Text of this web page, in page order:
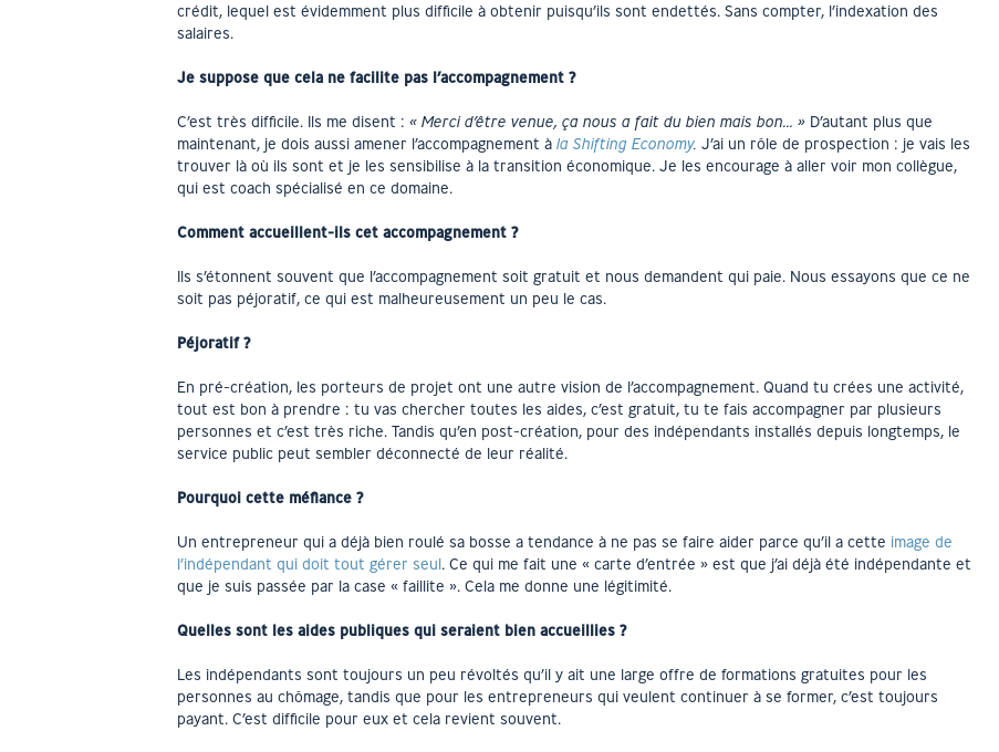
crédit, lequel est évidemment plus difficile à obtenir puisqu’ils sont endettés. Sans compter, l’indexation des
salaires.
Je suppose que cela ne facilite pas l’accompagnement ?
C’est très difficile. Ils me disent : « Merci d’être venue, ça nous a fait du bien mais bon… » D’autant plus que
maintenant, je dois aussi amener l’accompagnement à la Shifting Economy. J’ai un rôle de prospection : je vais les
trouver là où ils sont et je les sensibilise à la transition économique. Je les encourage à aller voir mon collègue,
qui est coach spécialisé en ce domaine.
Comment accueillent-ils cet accompagnement ?
Ils s’étonnent souvent que l’accompagnement soit gratuit et nous demandent qui paie. Nous essayons que ce ne
soit pas péjoratif, ce qui est malheureusement un peu le cas.
Péjoratif ?
En pré-création, les porteurs de projet ont une autre vision de l’accompagnement. Quand tu crées une activité,
tout est bon à prendre : tu vas chercher toutes les aides, c’est gratuit, tu te fais accompagner par plusieurs
personnes et c’est très riche. Tandis qu’en post-création, pour des indépendants installés depuis longtemps, le
service public peut sembler déconnecté de leur réalité.
Pourquoi cette méfiance ?
Un entrepreneur qui a déjà bien roulé sa bosse a tendance à ne pas se faire aider parce qu’il a cette image de
l’indépendant qui doit tout gérer seul. Ce qui me fait une « carte d’entrée » est que j’ai déjà été indépendante et
que je suis passée par la case « faillite ». Cela me donne une légitimité.
Quelles sont les aides publiques qui seraient bien accueillies ?
Les indépendants sont toujours un peu révoltés qu’il y ait une large offre de formations gratuites pour les
personnes au chômage, tandis que pour les entrepreneurs qui veulent continuer à se former, c’est toujours
payant. C’est difficile pour eux et cela revient souvent.